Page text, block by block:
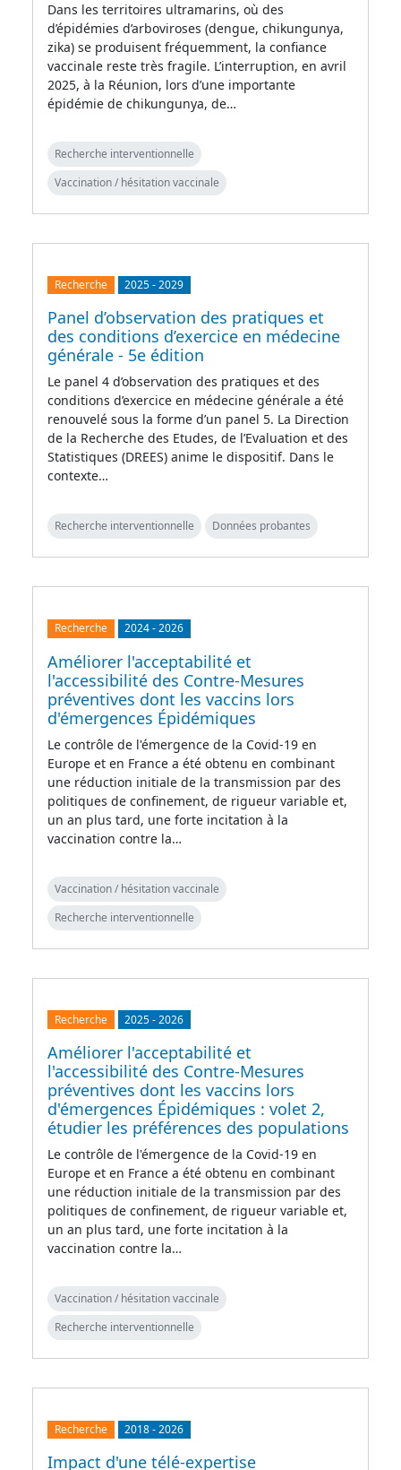
Dans les territoires ultramarins, où des
d’épidémies d’arboviroses (dengue, chikungunya,
zika) se produisent fréquemment, la confiance
vaccinale reste très fragile. L’interruption, en avril
2025, à la Réunion, lors d’une importante
épidémie de chikungunya, de…
Recherche interventionnelle
Vaccination / hésitation vaccinale
Recherche 2025-2029
Panel d’observation des pratiques et
des conditions d’exercice en médecine
générale - 5e édition
Le panel 4 d’observation des pratiques et des
conditions d’exercice en médecine générale a été
renouvelé sous la forme d’un panel 5. La Direction
de la Recherche des Etudes, de l’Evaluation et des
Statistiques (DREES) anime le dispositif. Dans le
contexte…
Recherche interventionnelle Données probantes
Recherche 2024-2026
Améliorer l'acceptabilité et
l'accessibilité des Contre-Mesures
préventives dont les vaccins lors
d'émergences Épidémiques
Le contrôle de l'émergence de la Covid-19 en
Europe et en France a été obtenu en combinant
une réduction initiale de la transmission par des
politiques de confinement, de rigueur variable et,
un an plus tard, une forte incitation à la
vaccination contre la…
Vaccination / hésitation vaccinale
Recherche interventionnelle
Recherche 2025-2026
Améliorer l'acceptabilité et
l'accessibilité des Contre-Mesures
préventives dont les vaccins lors
d'émergences Épidémiques : volet 2,
étudier les préférences des populations
Le contrôle de l'émergence de la Covid-19 en
Europe et en France a été obtenu en combinant
une réduction initiale de la transmission par des
politiques de confinement, de rigueur variable et,
un an plus tard, une forte incitation à la
vaccination contre la…
Vaccination / hésitation vaccinale
Recherche interventionnelle
Recherche 2018-2026
Impact d'une télé-expertise